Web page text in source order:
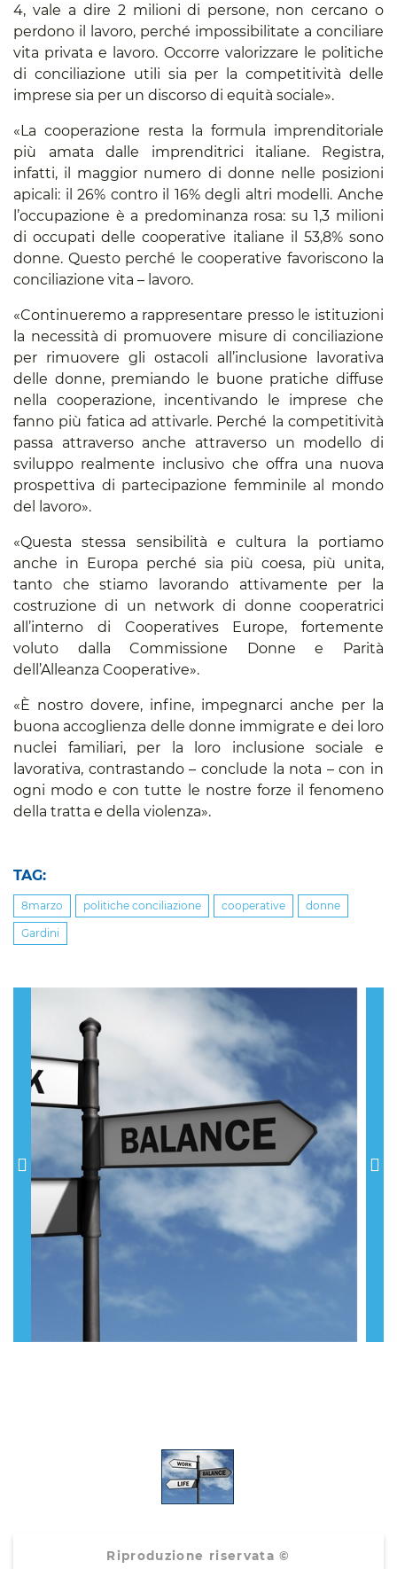
4, vale a dire 2 milioni di persone, non cercano o
perdono il lavoro, perché impossibilitate a conciliare
vita privata e lavoro. Occorre valorizzare le politiche
di conciliazione utili sia per la competitività delle
imprese sia per un discorso di equità sociale».
«La cooperazione resta la formula imprenditoriale
più amata dalle imprenditrici italiane. Registra,
infatti, il maggior numero di donne nelle posizioni
apicali: il 26% contro il 16% degli altri modelli. Anche
l’occupazione è a predominanza rosa: su 1,3 milioni
di occupati delle cooperative italiane il 53,8% sono
donne. Questo perché le cooperative favoriscono la
conciliazione vita – lavoro.
«Continueremo a rappresentare presso le istituzioni
la necessità di promuovere misure di conciliazione
per rimuovere gli ostacoli all’inclusione lavorativa
delle donne, premiando le buone pratiche diffuse
nella cooperazione, incentivando le imprese che
fanno più fatica ad attivarle. Perché la competitività
passa attraverso anche attraverso un modello di
sviluppo realmente inclusivo che offra una nuova
prospettiva di partecipazione femminile al mondo
del lavoro».
«Questa stessa sensibilità e cultura la portiamo
anche in Europa perché sia più coesa, più unita,
tanto che stiamo lavorando attivamente per la
costruzione di un network di donne cooperatrici
all’interno di Cooperatives Europe, fortemente
voluto dalla Commissione Donne e Parità
dell’Alleanza Cooperative».
«È nostro dovere, infine, impegnarci anche per la
buona accoglienza delle donne immigrate e dei loro
nuclei familiari, per la loro inclusione sociale e
lavorativa, contrastando – conclude la nota – con in
ogni modo e con tutte le nostre forze il fenomeno
della tratta e della violenza».
TAG:
8marzo politiche conciliazione cooperative donne
Gardini
Riproduzione riservata ©